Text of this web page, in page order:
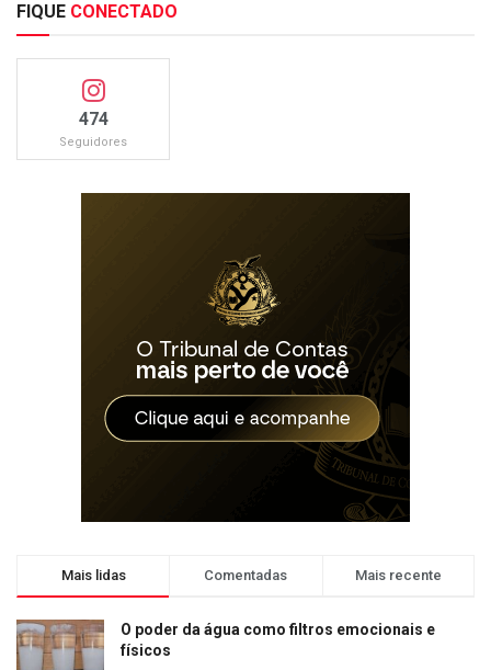
FIQUE CONECTADO
474
Seguidores
Mais lidas Comentadas Mais recente
O poder da água como filtros emocionais e
físicos